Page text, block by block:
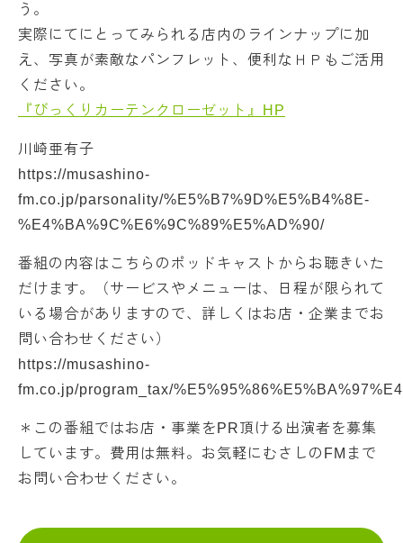
う。
実際にてにとってみられる店内のラインナップに加
え、写真が素敵なパンフレット、便利なＨＰもご活用
ください。
『びっくりカーテンクローゼット』HP
川崎亜有子
https://musashino-
fm.co.jp/parsonality/%E5%B7%9D%E5%B4%8E-
%E4%BA%9C%E6%9C%89%E5%AD%90/
番組の内容はこちらのポッドキャストからお聴きいた
だけます。（サービスやメニューは、日程が限られて
いる場合がありますので、詳しくはお店・企業までお
問い合わせください）
https://musashino-
fm.co.jp/program_tax/
＊この番組ではお店・事業をPR頂ける出演者を募集
しています。費用は無料。お気軽にむさしのFMまで
お問い合わせください。